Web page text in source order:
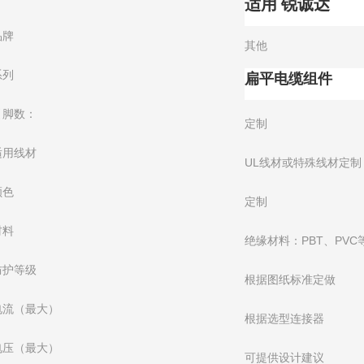
牌
其他
扁平电缆组件
数：
定制
用线材
UL线材或特殊线材定制
色
定制
料
绝缘材料：PBT、PVC
护等级
根据图纸标准定做
（最大）
根据选型连接器
（最大）
可提供设计建议